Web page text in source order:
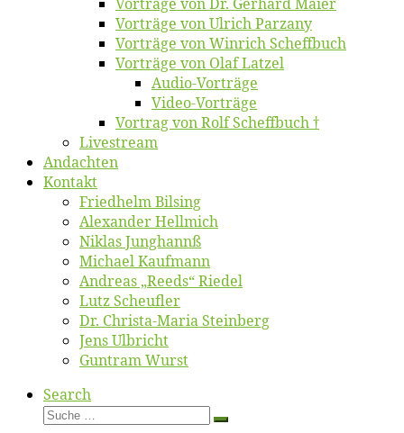
Vor­trä­ge von Ul­rich Parzany
Vor­trä­ge von Win­rich Scheffbuch
Vor­trä­ge von Olaf Latzel
Au­dio-Vor­trä­ge
Vi­deo-Vor­trä­ge
Vor­trag von Rolf Scheffbuch †
Live­stream
An­dach­ten
Kon­takt
Fried­helm Bilsing
Alex­an­der Hellmich
Ni­klas Junghannß
Mi­cha­el Kaufmann
An­dre­as „Reeds“ Riedel
Lutz Scheuf­ler
Dr. Chris­­ta-Ma­ria Steinberg
Jens Ulb­richt
Gun­tram Wurst
Search
Suche
Suche